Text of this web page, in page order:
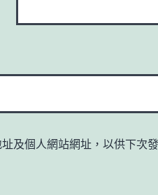
及個人網站網址，以供下次